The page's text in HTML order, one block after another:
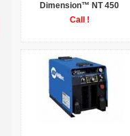
Dimension™ NT 450
Call !